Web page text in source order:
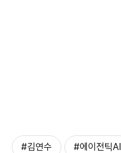
#김연수 #에이전틱AI